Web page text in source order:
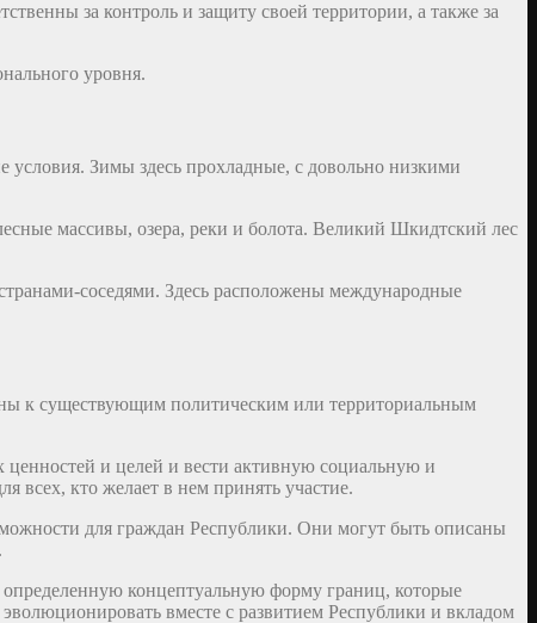
за контроль и защиту своей территории, а также за
уровня.
условия. Зимы здесь прохладные, с довольно низкими
массивы, озера, реки и болота. Великий Шкидтский лес
соседями. Здесь расположены международные
к существующим политическим или территориальным
ценностей и целей и вести активную социальную и
всех, кто желает в нем принять участие.
для граждан Республики. Они могут быть описаны
концептуальную форму границ, которые
вместе с развитием Республики и вкладом